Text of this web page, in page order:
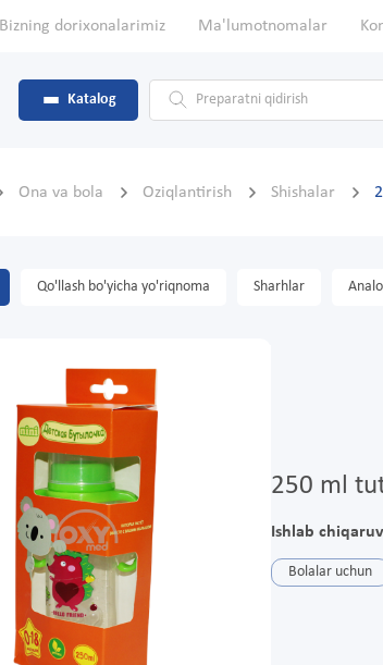
Bizning dorixonalarimiz Ma'lumotnomalar
Katalog
Ona va bola Oziqlantirish Shishalar
Qo'llash bo'yicha yo'riqnoma Sharhlar
250 ml
Ishlab
Bolalar uchun